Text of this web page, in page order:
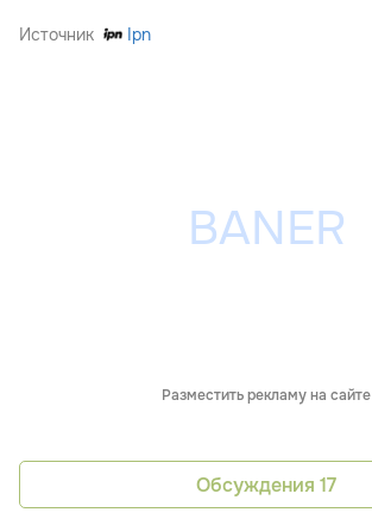
Источник Ipn
Разместить рекламу на сайте
Обсуждения 17